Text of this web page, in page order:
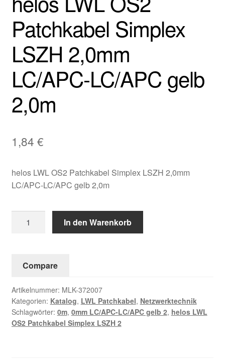
Patchkabel Simplex
LSZH 2,0mm
LC/APC-LC/APC gelb
2,0m
1,84 €
helos LWL OS2 Patchkabel Simplex LSZH 2,0mm
LC/APC-LC/APC gelb 2,0m
Simplex
2,0mm
LC/APC-
LC/APC
gelb
In den Warenkorb
Compare
Artikelnummer: MLK-372007
Kategorien: Katalog, LWL Patchkabel, Netzwerktechnik
Schlagwörter: 0m, 0mm LC/APC-LC/APC gelb 2, helos LWL
OS2 Patchkabel Simplex LSZH 2